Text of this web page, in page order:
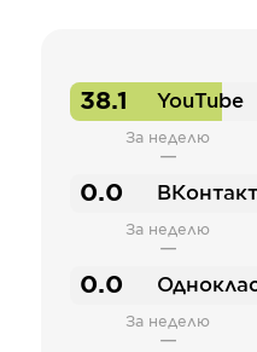
38.1 YouTube
За неделю
—
0.0
За неделю
—
0.0
За неделю
—